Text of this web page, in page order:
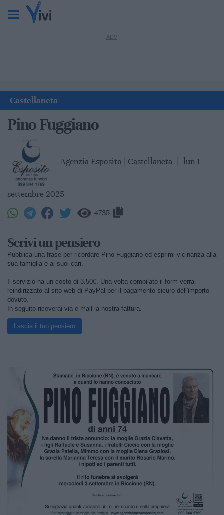
Castellaneta
Pino Fuggiano
Agenzia Esposito | Castellaneta lun 1
settembre 2025
4735
Scrivi un pensiero
Pubblica una frase per ricordare Pino Fuggiano ed esprimi vicinanza alla
sua famiglia e ai suoi cari.
Il servizio ha un costo di 3.50€. Una volta compilato il form verrai
reindirizzato al sito web di PayPal per il pagamento sicuro dell'importo
dovuto.
In seguito riceverai via e-mail la nostra fattura.
Lascia il tuo pensiero